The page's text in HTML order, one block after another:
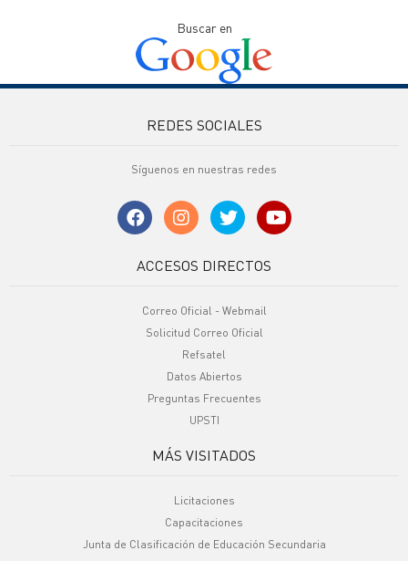
Buscar en
REDES SOCIALES
Síguenos en nuestras redes
ACCESOS DIRECTOS
Correo Oficial - Webmail
Solicitud Correo Oficial
Refsatel
Datos Abiertos
Preguntas Frecuentes
UPSTI
MÁS VISITADOS
Licitaciones
Capacitaciones
Junta de Clasificación de Educación Secundaria